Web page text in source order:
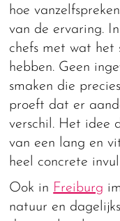
hoe
van de ervaring.
chefs met wat het
hebben. Geen
smaken die
proeft dat er
verschil. Het idee
van een lang en
heel concrete
Ook in Freiburg
natuur en